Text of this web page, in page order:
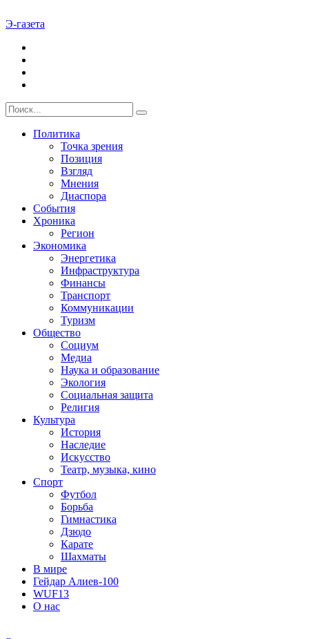
Э-газета
Политика
Точка зрения
Позиция
Взгляд
Мнения
Диаспора
События
Хроника
Регион
Экономика
Энергетика
Инфраструктура
Финансы
Транспорт
Коммуникации
Туризм
Общество
Социум
Медиа
Наука и образование
Экология
Социальная защита
Религия
Культура
История
Наследие
Искусство
Театр, музыка, кино
Спорт
Футбол
Борьба
Гимнастика
Дзюдо
Карате
Шахматы
В мире
Гейдар Алиев-100
WUF13
О нас